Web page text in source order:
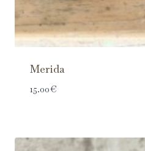
Merida
15.00€